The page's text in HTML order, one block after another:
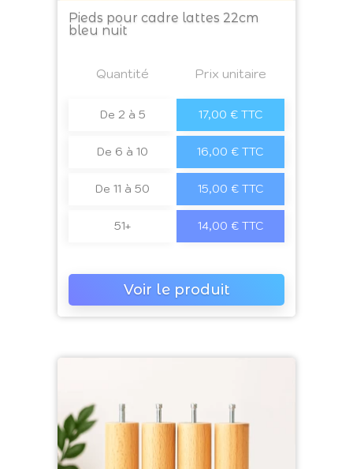
Pieds pour cadre lattes 22cm
bleu nuit
Quantité Prix unitaire
De 2 à 5 17,00 € TTC
De 6 à 10 16,00 € TTC
De 11 à 50 15,00 € TTC
51+ 14,00 € TTC
Voir le produit